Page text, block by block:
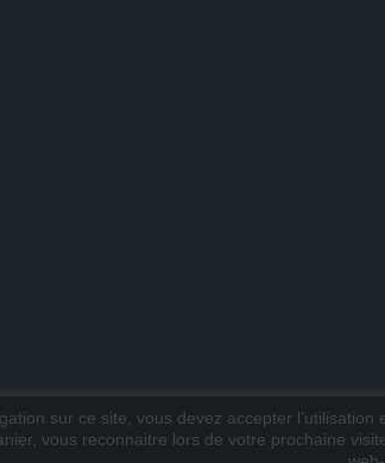
sur ce site, vous devez accepter
vous reconnaitre lors de votre prochaine